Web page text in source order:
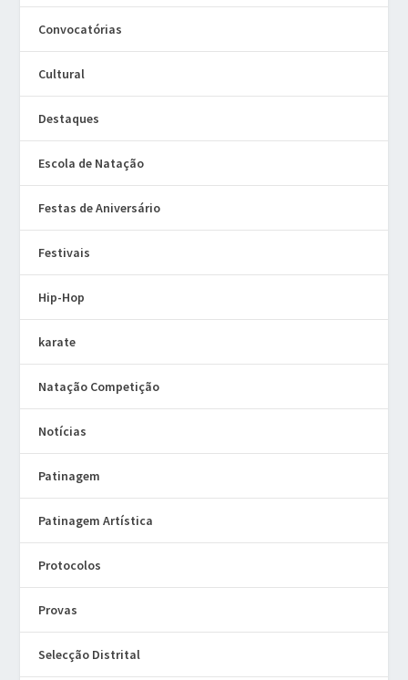
Convocatórias
Cultural
Destaques
Escola de Natação
Festas de Aniversário
Festivais
Hip-Hop
karate
Natação Competição
Notícias
Patinagem
Patinagem Artística
Protocolos
Provas
Selecção Distrital